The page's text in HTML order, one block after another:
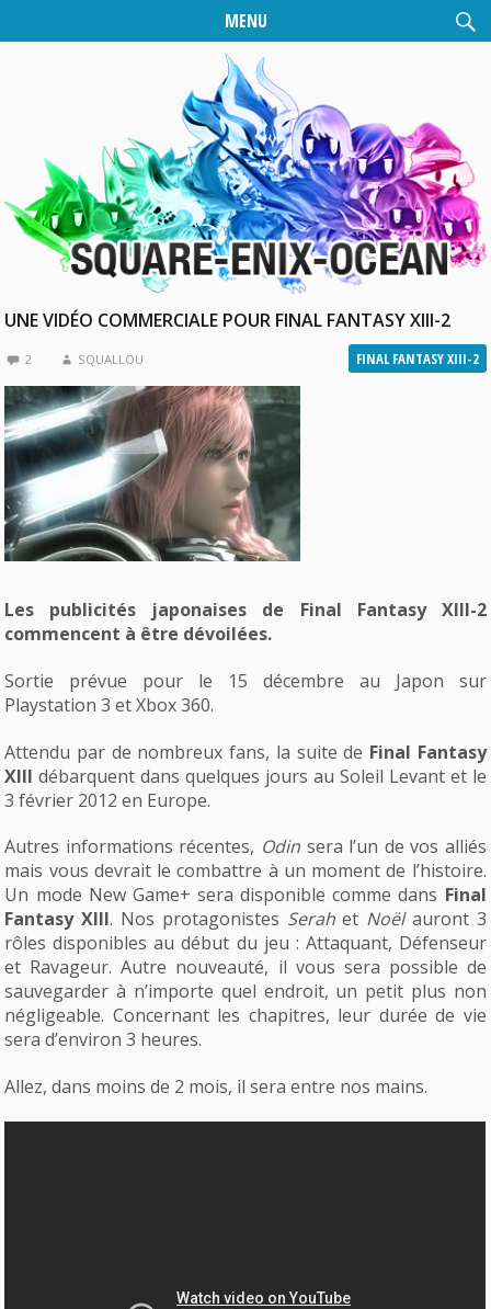
MENU
UNE VIDÉO COMMERCIALE POUR FINAL FANTASY XIII-2
FINAL FANTASY XIII-2
2 SQUALLOU
Les publicités japonaises de Final Fantasy XIII-2
commencent à être dévoilées.
Sortie prévue pour le 15 décembre au Japon sur
Playstation 3 et Xbox 360.
Attendu par de nombreux fans, la suite de Final Fantasy
XIII débarquent dans quelques jours au Soleil Levant et le
3 février 2012 en Europe.
Autres informations récentes, Odin sera l’un de vos alliés
mais vous devrait le combattre à un moment de l’histoire.
Un mode New Game+ sera disponible comme dans Final
Fantasy XIII. Nos protagonistes Serahet Noëlauront 3
rôles disponibles au début du jeu : Attaquant, Défenseur
et Ravageur. Autre nouveauté, il vous sera possible de
sauvegarder à n’importe quel endroit, un petit plus non
négligeable. Concernant les chapitres, leur durée de vie
sera d’environ 3 heures.
Allez, dans moins de 2 mois, il sera entre nos mains.